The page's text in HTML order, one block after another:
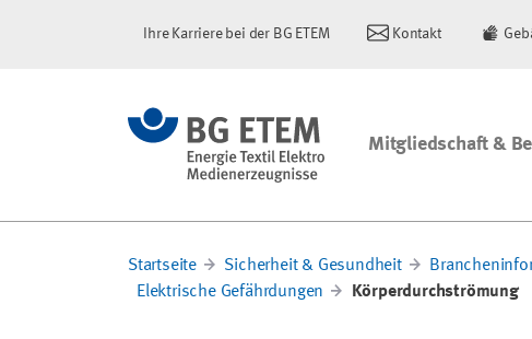
Ihre Karriere bei der BG ETEM Kontakt
Mitgliedschaft &
Startseite Sicherheit & Gesundheit
Elektrische Gefährdungen
Körperdurchströmung